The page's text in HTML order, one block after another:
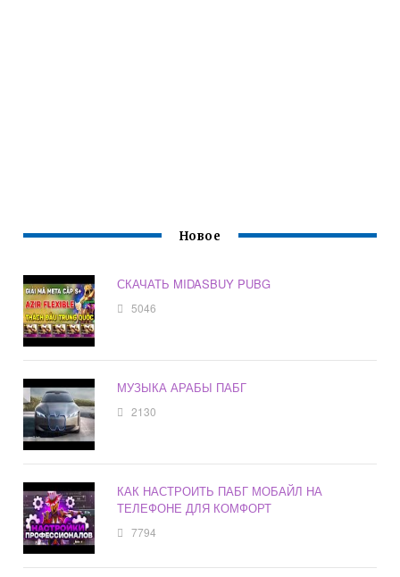
Новое
СКАЧАТЬ MIDASBUY PUBG
5046
МУЗЫКА АРАБЫ ПАБГ
2130
КАК НАСТРОИТЬ ПАБГ МОБАЙЛ НА
ТЕЛЕФОНЕ ДЛЯ КОМФОРТ
7794